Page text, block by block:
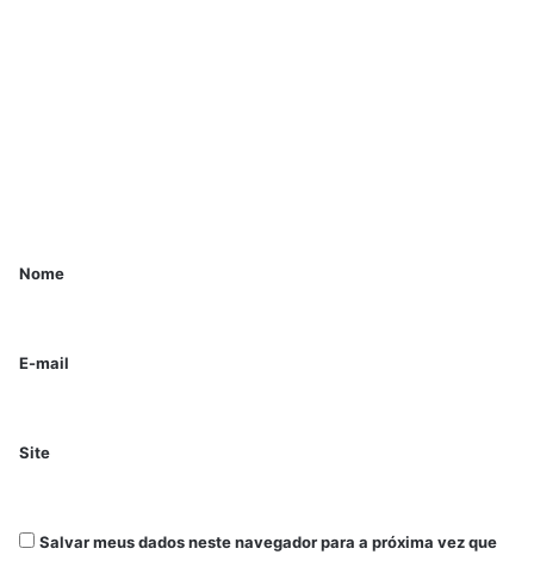
Nome
E-mail
Site
Salvar meus dados neste navegador para a próxima vez que